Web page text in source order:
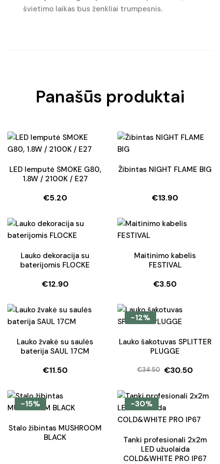
švietimo laikas bus ženkliai trumpesnis.
Panašūs produktai
LED lemputė SMOKE G80,
1.8W / 2100K / E27
€5.20
Žibintas NIGHT FLAME BIG
€13.90
Lauko dekoracija su
baterijomis FLOCKE
€12.90
Maitinimo kabelis
FESTIVAL
€3.50
Lauko žvakė su saulės
baterija SAUL 17CM
€11.50
-12%
Lauko šakotuvas SPLITTER
PLUGGE
€34.50
Original
was:
€34.50.
€30.50
Current
is:
€30.50.
-15%
Stalo žibintas MUSHROOM
BLACK
-30%
Tanki profesionali 2x2m
LED užuolaida
COLD&WHITE PRO IP67